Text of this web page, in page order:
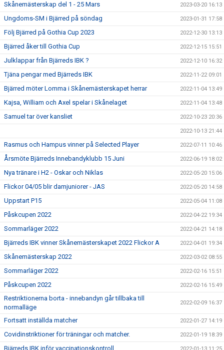
Skånemästerskap del 1 - 25 Mars 2023-03-20 16:13
Ungdoms-SM i Bjärred på söndag 2023-01-31 17:58
Följ Bjärred på Gothia Cup 2023 2022-12-30 13:13
Bjärred åker till Gothia Cup 2022-12-15 15:51
Julklappar från Bjärreds IBK ? 2022-12-10 16:32
Tjäna pengar med Bjärreds IBK 2022-11-22 09:01
Bjärred möter Lomma i Skånemästerskapet herrar 2022-11-04 13:49
Kajsa, William och Axel spelar i Skånelaget 2022-11-04 13:48
Samuel tar över kansliet 2022-10-23 20:36
2022-10-13 21:44
Rasmus och Hampus vinner på Selected Player 2022-07-11 10:46
Årsmöte Bjärreds Innebandyklubb 15 Juni 2022-06-19 18:02
Nya tränare i H2 - Oskar och Niklas 2022-05-20 15:06
Flickor 04/05 blir damjuniorer - JAS 2022-05-20 14:58
Uppstart P15 2022-05-04 11:08
Påskcupen 2022 2022-04-22 19:34
Sommarläger 2022 2022-04-21 14:18
Bjärreds IBK vinner Skånemästerskapet 2022 Flickor A 2022-04-01 19:34
Skånemästerskap 2022 2022-03-02 08:55
Sommarläger 2022 2022-02-16 15:51
Påskcupen 2022 2022-02-16 15:49
Restriktionerna borta - innebandyn går tillbaka till
normalläge
2022-02-09 16:37
Fortsatt inställda matcher 2022-01-27 14:19
Covidinstriktioner för träningar och matcher. 2022-01-19 18:39
Bjärreds IBK inför vaccinationskontroll